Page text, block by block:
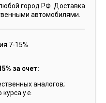
город РФ. Доставка
автомобилями.
за счет:
аналогов;
y.e.